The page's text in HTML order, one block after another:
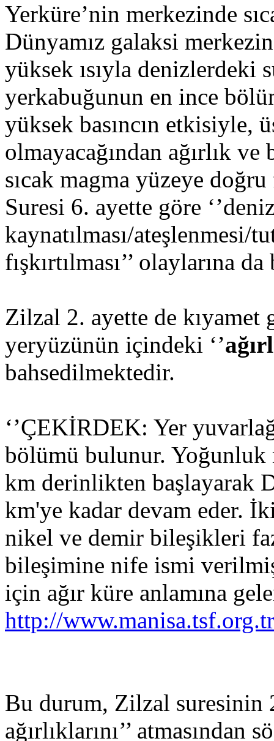
Yerküre’nin merkezinde
Dünyamız galaksi
yüksek ısıyla denizlerdeki
yerkabuğunun en ince
yüksek basıncın etkisiyle,
olmayacağından ağırlık ve
sıcak magma yüzeye
Suresi 6. ayette göre
kaynatılması/ateşlenmesi/
fışkırtılması’’ olaylarına
Zilzal 2. ayette de kıyamet
yeryüzünün içindeki ‘’
bahsedilmektedir.
‘’ÇEKİRDEK: Yer
bölümü bulunur. Yoğunluk
km derinlikten başlayarak
km'ye kadar devam eder.
nikel ve demir bileşikleri
bileşimine nife ismi
için ağır küre anlamına
http://
Bu durum, Zilzal suresinin
ağırlıklarını’’